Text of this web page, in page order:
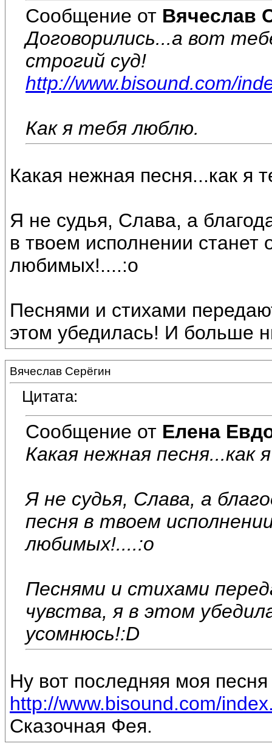
Сообщение от Вячеслав
Договорились...а вот
строгий суд!
http://www.bisound.com/
Как я тебя люблю.
Какая нежная песня...как я
Я не судья, Слава, а
в твоем исполнении
любимых!....:o
Песнями и стихами
этом убедилась! И больше
Вячеслав Серёгин
Цитата:
Сообщение от Елена
Какая нежная песня...как
Я не судья, Слава, а
песня в твоем
любимых!....:o
Песнями и стихами
чувства, я в этом
усомнюсь!:D
Ну вот последняя моя
http://www.bisound.com/
Сказочная Фея.